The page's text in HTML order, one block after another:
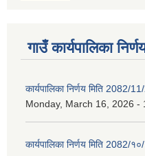
गाउँ कार्यपालिका
कार्यपालिका निर्णय मिति 2082/
Monday, March 16, 2026 -
कार्यपालिका निर्णय मिति 2082/